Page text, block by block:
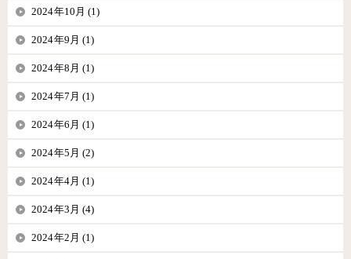
2024年10月 (1)
2024年9月 (1)
2024年8月 (1)
2024年7月 (1)
2024年6月 (1)
2024年5月 (2)
2024年4月 (1)
2024年3月 (4)
2024年2月 (1)